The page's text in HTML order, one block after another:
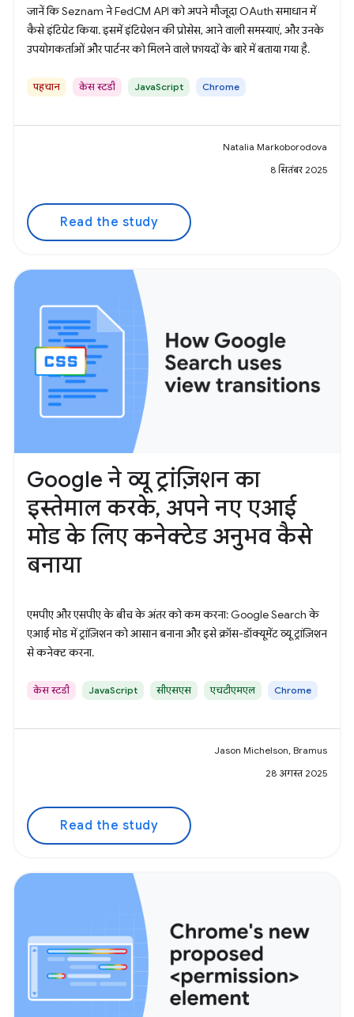
जानें कि Seznam ने FedCM API को अपने मौजूदा OAuth समाधान में
कैसे इंटिग्रेट किया. इसमें इंटिग्रेशन की प्रोसेस, आने वाली समस्याएं, और उनके
उपयोगकर्ताओं और पार्टनर को मिलने वाले फ़ायदों के बारे में बताया गया है.
पहचान केस स्टडी JavaScript Chrome
Natalia Markoborodova
8 सितंबर 2025
Read the study
Google ने व्यू ट्रांज़िशन का
इस्तेमाल करके, अपने नए एआई
मोड के लिए कनेक्टेड अनुभव कैसे
बनाया
एमपीए और एसपीए के बीच के अंतर को कम करना: Google Search के
एआई मोड में ट्रांज़िशन को आसान बनाना और इसे क्रॉस-डॉक्यूमेंट व्यू ट्रांज़िशन
से कनेक्ट करना.
केस स्टडी JavaScript सीएसएस एचटीएमएल Chrome
Jason Michelson, Bramus
28 अगस्त 2025
Read the study